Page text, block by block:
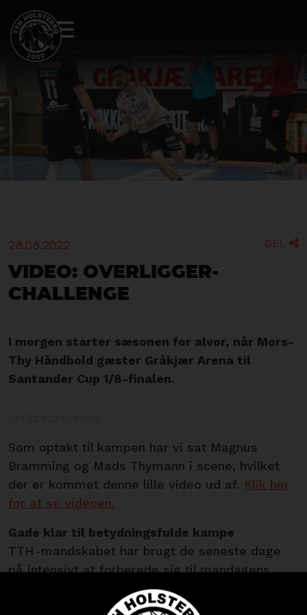
28.08.2022 DEL 
Video: Overligger-
challenge
I morgen starter sæsonen for alvor, når Mors-
Thy Håndbold gæster Gråkjær Arena til
Santander Cup 1/8-finalen.
Som optakt til kampen har vi sat Magnus
Bramming og Mads Thymann i scene, hvilket
der er kommet denne lille video ud af. Klik her
for at se videoen.
Gade klar til betydningsfulde kampe
TTH-mandskabet har brugt de seneste dage
på intensivt at forberede sig til mandagens
pokalbrag, og generelt er der længsel efter at
komme i kamp igen, fortæller Jonas Gade: